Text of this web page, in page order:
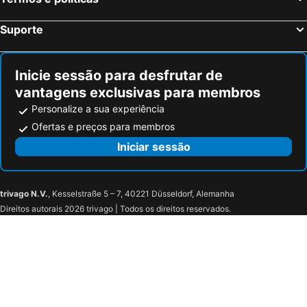
Suporte
Inicie sessão para desfrutar de
vantagens exclusivas para membros
Personalize a sua experiência
Ofertas e preços para membros
Iniciar sessão
trivago N.V., Kesselstraße 5 – 7, 40221 Düsseldorf, Alemanha
Direitos autorais 2026 trivago | Todos os direitos reservados.